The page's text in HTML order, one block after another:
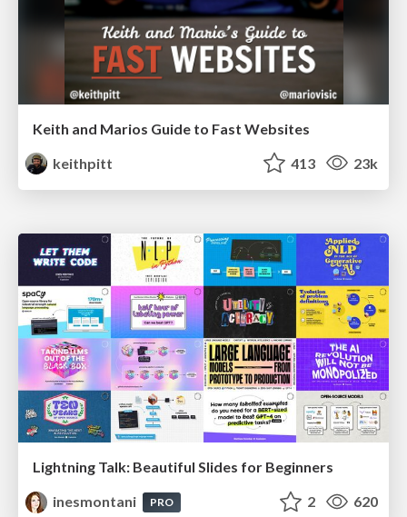
Keith and Marios Guide to Fast Websites
keithpitt
413 23k
Lightning Talk: Beautiful Slides for Beginners
inesmontani
PRO 2 620